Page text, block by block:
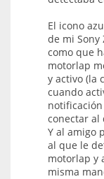
El icono
de mi Sony
como que
motorlap
y activo (la
cuando
conectar al
Y al amigo
al que le
motorlap y
misma